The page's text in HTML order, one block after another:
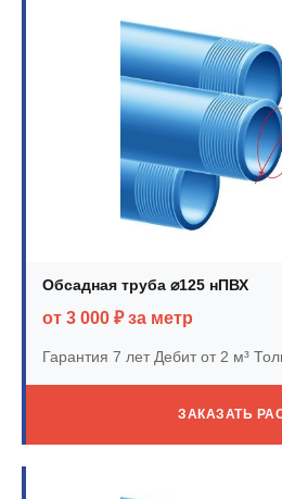
Обсадная труба ⌀125 нПВХ
от 3 000 ₽ за метр
Гарантия 7 летДебит от 2 м³
ЗАКАЗАТЬ